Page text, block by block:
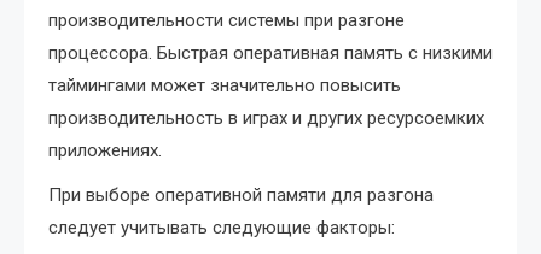
производительности системы при разгоне
процессора. Быстрая оперативная память с низкими
таймингами может значительно повысить
производительность в играх и других ресурсоемких
приложениях.
При выборе оперативной памяти для разгона
следует учитывать следующие факторы: